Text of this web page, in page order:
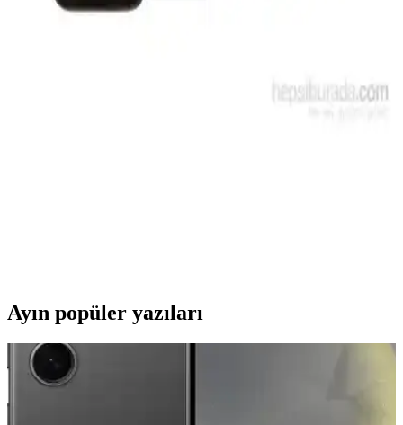
Canon Yazıcılarda Kağıt Sıkışmadığı Halde Kağıt
hatasının nedenleri sensör arızaları, kağıt besleme sorunları ve
yazılım hatalarıdır. Bu rehberde etkili çözüm ve önleyici adımlar
Ayın popüler yazıları